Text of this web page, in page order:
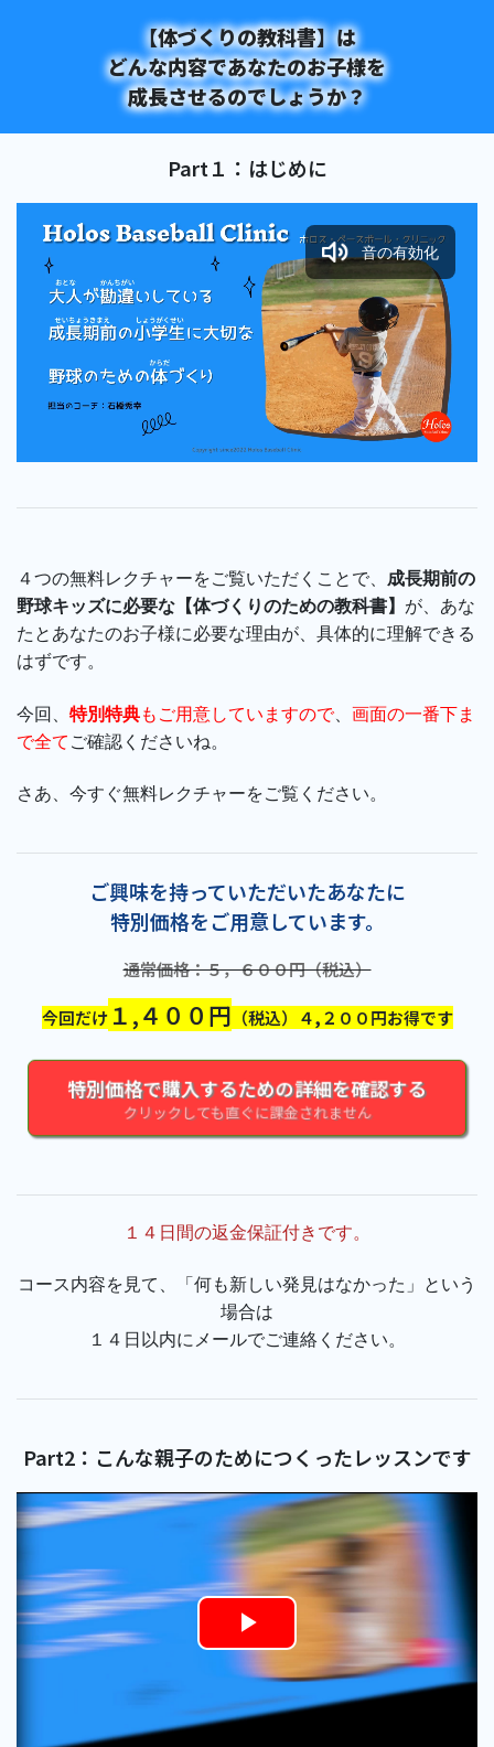
【体づくりの教科書】は
どんな内容であなたのお子様を
成長させるのでしょうか？
Part１：はじめに
Rate
音の有効化
４つの無料レクチャーをご覧いただくことで、 成長期前の
野球キッズに必要な【体づくりのための教科書】 が、あな
たとあなたのお子様に必要な理由が、具体的に理解できる
はずです。
今回、 特別特典もご用意していますので、 画面の一番下ま
で全て ご確認くださいね。
さあ、今すぐ無料レクチャーをご覧ください。
ご興味を持っていただいたあなたに
特別価格をご用意しています。
通常価格：５，６００円（税込）
今回だけ１,４００円 （税込）４,２００円お得です
特別価格で購入するための詳細を確認する
クリックしても直ぐに課金されません
１４日間の返金保証付きです。
コース内容を見て、「何も新しい発見はなかった」という
場合は
１４日以内にメールでご連絡ください。
Part2：こんな親子のためにつくったレッスンです
Play
Video